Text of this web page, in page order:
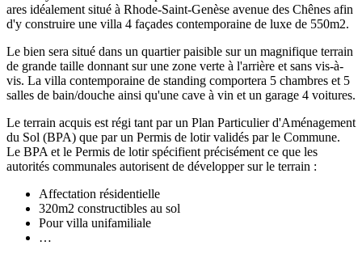
ares idéalement situé à Rhode-Saint-Genèse avenue des Chênes afin
d'y construire une villa 4 façades contemporaine de luxe de 550m2.
Le bien sera situé dans un quartier paisible sur un magnifique terrain
de grande taille donnant sur une zone verte à l'arrière et sans vis-à-
vis. La villa contemporaine de standing comportera 5 chambres et 5
salles de bain/douche ainsi qu'une cave à vin et un garage 4 voitures.
Le terrain acquis est régi tant par un Plan Particulier d'Aménagement
du Sol (BPA) que par un Permis de lotir validés par le Commune.
Le BPA et le Permis de lotir spécifient précisément ce que les
autorités communales autorisent de développer sur le terrain :
Affectation résidentielle
320m2 constructibles au sol
Pour villa unifamiliale
…